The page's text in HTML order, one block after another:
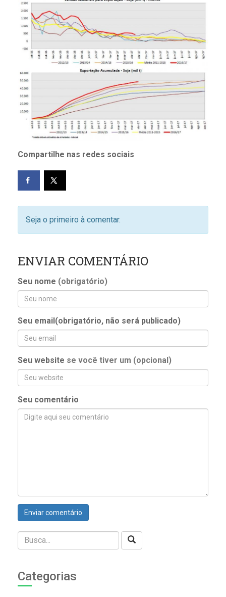
Compartilhe nas redes sociais
Seja o primeiro à comentar.
ENVIAR COMENTÁRIO
Seu nome (obrigatório)
Seu email(obrigatório, não será publicado)
Seu website se você tiver um (opcional)
Seu comentário
Categorias